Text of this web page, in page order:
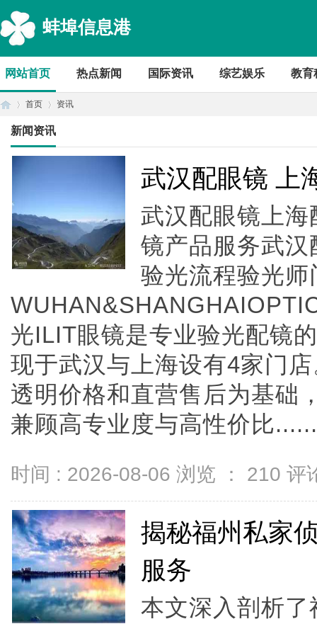
蚌埠信息港
网站首页 热点新闻 国际资讯 综艺娱乐 教育
首页 资讯
新闻资讯
武汉配眼镜 上
武汉配眼镜上
镜产品服务武
验光流程验光
光ILIT眼镜是专业验光配镜
现于武汉与上海设有4家门
透明价格和直营售后为基础
兼顾高专业度与高性价比......
时间 : 2026-08-06 浏览 ： 210 评
揭秘福州私家
服务
本文深入剖析